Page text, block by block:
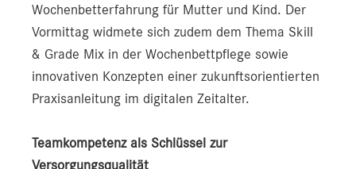
Wochenbetterfahrung für Mutter und Kind. Der
Vormittag widmete sich zudem dem Thema Skill
& Grade Mix in der Wochenbettpflege sowie
innovativen Konzepten einer zukunftsorientierten
Praxisanleitung im digitalen Zeitalter.
Teamkompetenz als Schlüssel zur
Versorgungsqualität